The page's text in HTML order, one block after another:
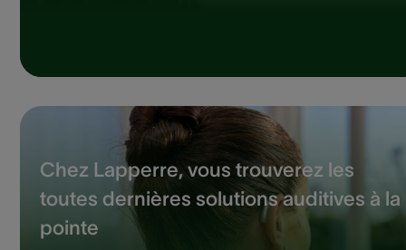
Chez Lapperre, vous trouverez les
toutes dernières solutions auditives à la
pointe